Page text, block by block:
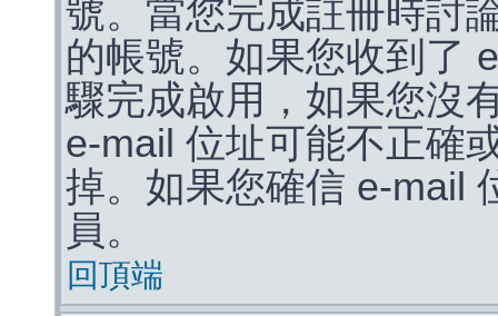
號。當您完成註冊時討
的帳號。如果您收到了
驟完成啟用，如果您沒
e-mail 位址可能不正確
掉。如果您確信 e-mail
員。
回頂端